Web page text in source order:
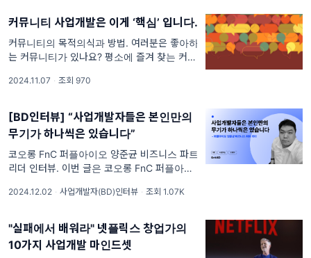
커뮤니티 사업개발은 이게 ‘핵심’ 입니다.
커뮤니티의 목적의식과 방법. 여러분은 좋아하
는 커뮤니티가 있나요? 평소에 즐겨 찾는 커뮤
무언가를 구입하기 위해서인가요? 특정 브랜드
2024.11.07 · 조회 970
[BD인터뷰] “사업개발자들은 본인만의
무기가 하나씩은 있습니다”
코오롱 FnC 퍼플아이오 양준균 비즈니스 파트
리더 인터뷰. 이번 글은 코오롱 FnC 퍼플아이
발자 양준균 님의 인터뷰를 담았습니다. 양준균
의 전반적인
2024.12.02 · 사업개발자(BD)인터뷰 · 조회 1.07K
"실패에서 배워라" 넷플릭스 창업가의
10가지 사업개발 마인드셋